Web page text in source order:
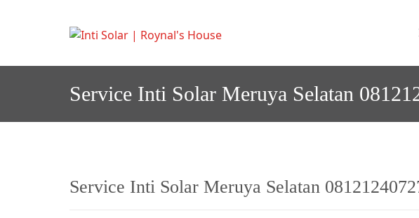
Service Inti Solar Meruya Selatan
Service Inti Solar Meruya Selatan